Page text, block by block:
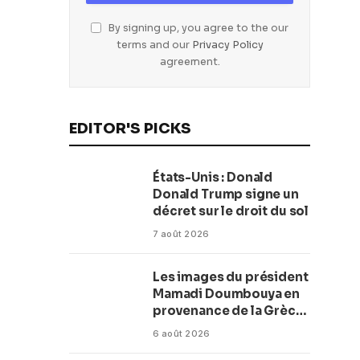
By signing up, you agree to the our
terms and our Privacy Policy
agreement.
EDITOR'S PICKS
États-Unis : Donald
Donald Trump signe un
décret sur le droit du sol
7 août 2026
Les images du président
Mamadi Doumbouya en
provenance de la Grèce
rassurent les Guinéens
6 août 2026